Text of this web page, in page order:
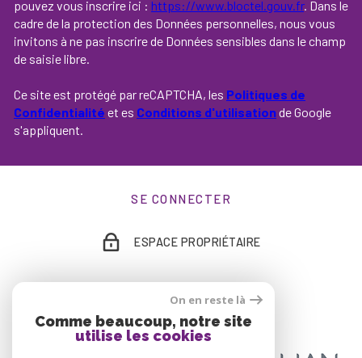
pouvez vous inscrire ici : https://www.bloctel.gouv.fr. Dans le
cadre de la protection des Données personnelles, nous vous
invitons à ne pas inscrire de Données sensibles dans le champ
de saisie libre.
Ce site est protégé par reCAPTCHA, les Politiques de
Confidentialité et es Conditions d'utilisationde Google
s'appliquent.
SE CONNECTER
ESPACE PROPRIÉTAIRE
On en reste là
Comme beaucoup, notre site
utilise les cookies